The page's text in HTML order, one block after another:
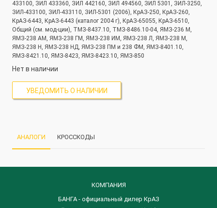
433100, ЗИЛ 433360, ЗИЛ 442160, ЗИЛ 494560, ЗИЛ 5301, ЗИЛ-3250,
ЗИЛ-433100, ЗИЛ-433110, ЗИЛ-5301 (2006), КрАЗ-250, КрАЗ-260,
КрАЗ-6443, КрАЗ-6443 (каталог 2004 г), КрАЗ-65055, КрАЗ-6510,
Общий (см. мод-ции), ТМЗ-8437.10, ТМЗ-8486.10-04, ЯМЗ-236 М,
ЯМЗ-238 АМ, ЯМЗ-238 ГМ, ЯМЗ-238 ИМ, ЯМЗ-238 Л, ЯМЗ-238 М,
ЯМЗ-238 Н, ЯМЗ-238 НД, ЯМЗ-238 ПМ и 238 ФМ, ЯМЗ-8401.10,
ЯМЗ-8421.10, ЯМЗ-8423, ЯМЗ-8423.10, ЯМЗ-850
Нет в наличии
УВЕДОМИТЬ О НАЛИЧИИ
АНАЛОГИ КРОССКОДЫ
КОМПАНИЯ
БАНГА - официальный дилер КрАЗ